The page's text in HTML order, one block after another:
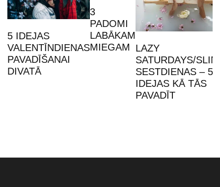
5 IDEJAS
VALENTĪNDIENAS
PAVADĪŠANAI
DIVATĀ
3
PADOMI
LABĀKAM
MIEGAM
LAZY
SATURDAYS/
SESTDIENAS – 5
IDEJAS KĀ TĀS
PAVADĪT